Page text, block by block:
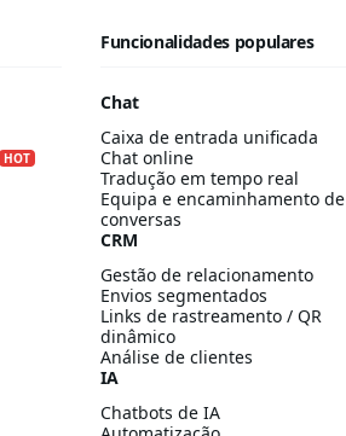
HOT
Funcionalidades populares
Chat
Caixa de entrada unificada
Chat online
Tradução em tempo real
Equipa e encaminhamento de
conversas
CRM
Gestão de relacionamento
Envios segmentados
Links de rastreamento / QR
dinâmico
Análise de clientes
IA
Chatbots de IA